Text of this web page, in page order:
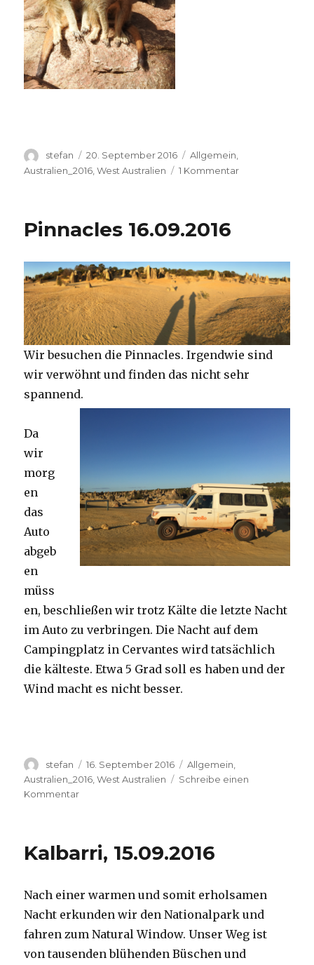
Autor
stefan
Veröffentlicht
am
20. September 2016 Kategorien
Allgemein,
Australien_2016 ,West Australien 1 Kommentarzu
Pinnacles 16.09.2016
Wir besuchen die Pinnacles. Irgendwie sind
wir verwöhnt und finden das nicht sehr
spannend.
Da
wir
morg
en
das
Auto
abgeb
en
müss
en, beschließen wir trotz Kälte die letzte Nacht
im Auto zu verbringen. Die Nacht auf dem
Campingplatz in Cervantes wird tatsächlich
die kälteste. Etwa 5 Grad soll es haben und der
Wind macht es nicht besser.
Autor
stefan
Veröffentlicht
am
16. September 2016 Kategorien
Allgemein
Australien_2016 ,West Australien
Schreibe einen
Kommentarzu
Kalbarri, 15.09.2016
Nach einer warmen und somit erholsamen
Nacht erkunden wir den Nationalpark und
fahren zum Natural Window. Unser Weg ist
von tausenden blühenden Büschen und